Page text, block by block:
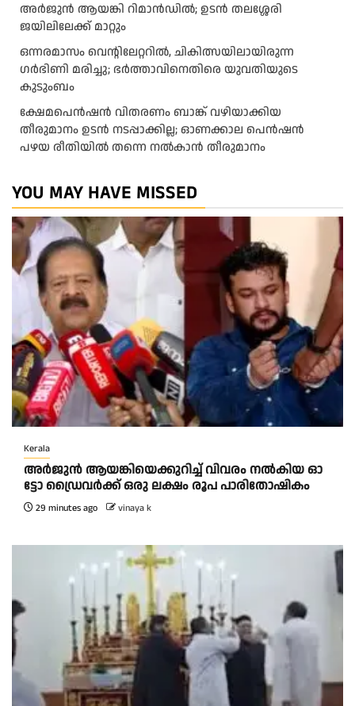
അര്‍ജുന്‍ ആയങ്കി റിമാന്‍ഡില്‍; ഉടന്‍ തലശ്ശേരി
ജയിലിലേക്ക് മാറ്റും
ഒന്നരമാസം വെന്റിലേറ്ററിൽ, ചികിത്സയിലായിരുന്ന
ഗർഭിണി മരിച്ചു; ഭർത്താവിനെതിരെ യുവതിയുടെ
കുടുംബം
ക്ഷേമപെൻഷൻ വിതരണം ബാങ്ക് വഴിയാക്കിയ
തീരുമാനം ഉടൻ നടപ്പാക്കില്ല; ഓണക്കാല പെൻഷൻ
പഴയ രീതിയിൽ തന്നെ നൽകാൻ തീരുമാനം
YOU MAY HAVE MISSED
Kerala
അ​ർ​ജു​ൻ ആ​യ​ങ്കി​യെ​ക്കു​റി​ച്ച് വി​വ​രം ന​ൽ​കി​യ ഓ​
ട്ടോ ഡ്രൈ​വ​ർ​ക്ക് ഒ​രു ല​ക്ഷം രൂ​പ പാ​രി​തോ​ഷി​കം
29 minutes ago vinaya k